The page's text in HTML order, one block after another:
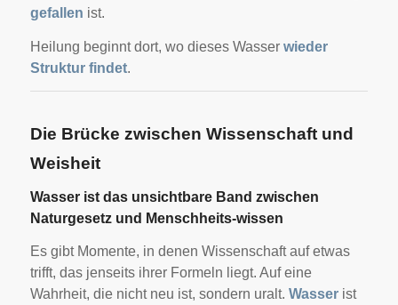
gefallen ist.
Heilung beginnt dort, wo dieses Wasser wieder
Struktur findet.
Die Brücke zwischen Wissenschaft und
Weisheit
Wasser ist das unsichtbare Band zwischen
Naturgesetz und Menschheits-wissen
Es gibt Momente, in denen Wissenschaft auf etwas
trifft, das jenseits ihrer Formeln liegt. Auf eine
Wahrheit, die nicht neu ist, sondern uralt. Wasserist